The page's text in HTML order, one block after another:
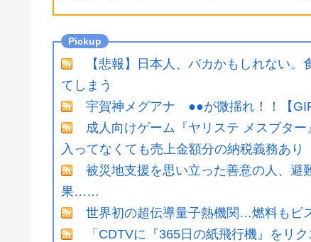
【悲報】日本人、バカかもしれない
てしまう
宇賀神メグアナ ●●が微揺れ！！【GIF
成人向けゲーム『ヤリステ メスブタ
入ってなくても売上金額分の納税義務あり
被災地支援を思い立った善意の人、避
果……
世界初の超伝導量子熱機関…燃料もピ
「CDTVに『365日の紙飛行機』をリ